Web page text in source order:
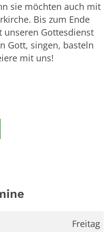
sie möchten auch mit
Bis zum Ende
unseren Gottesdienst
Gott, singen, basteln
mit uns!
Freitag